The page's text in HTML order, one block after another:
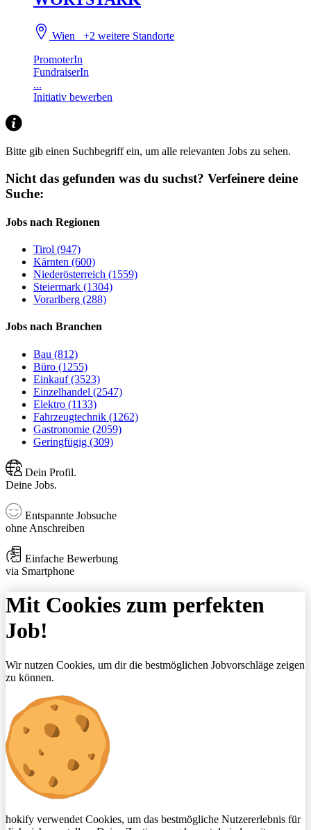
Wien+2 weitere Standorte
PromoterIn
FundraiserIn
...
Initiativ bewerben
Bitte gib einen Suchbegriff ein, um alle relevanten Jobs zu sehen.
Nicht das gefunden was du suchst? Verfeinere deine
Suche:
Jobs nach Regionen
Tirol (947)
Kärnten (600)
Niederösterreich (1559)
Steiermark (1304)
Vorarlberg (288)
Jobs nach Branchen
Bau (812)
Büro (1255)
Einkauf (3523)
Einzelhandel (2547)
Elektro (1133)
Fahrzeugtechnik (1262)
Gastronomie (2059)
Geringfügig (309)
Dein Profil.
Deine Jobs.
Entspannte Jobsuche
ohne Anschreiben
Einfache Bewerbung
via Smartphone
Mit Cookies zum perfekten
Job!
Wir nutzen Cookies, um dir die bestmöglichen Jobvorschläge zeigen
zu können.
hokify verwendet Cookies, um das bestmögliche Nutzererlebnis für